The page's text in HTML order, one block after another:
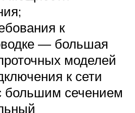
к
— большая
моделей
к сети
большим сечением